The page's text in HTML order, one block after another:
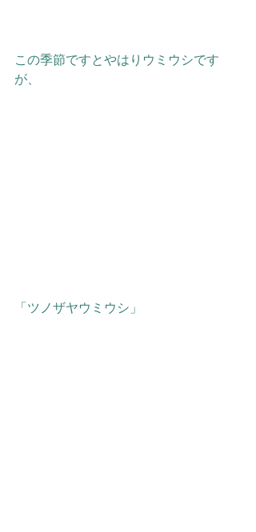
この季節ですとやはりウミウシです
が、
「ツノザヤウミウシ」